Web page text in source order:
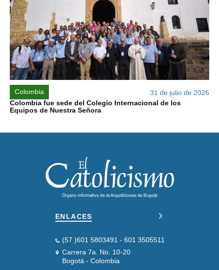
Colombia
31 de julio de 2026
Colombia fue sede del Colegio Internacional de los
Equipos de Nuestra Señora
ENLACES
(57 )601 5803491 - 601 3505511
Carrera 7a. No. 10-20
Bogotá - Colombia